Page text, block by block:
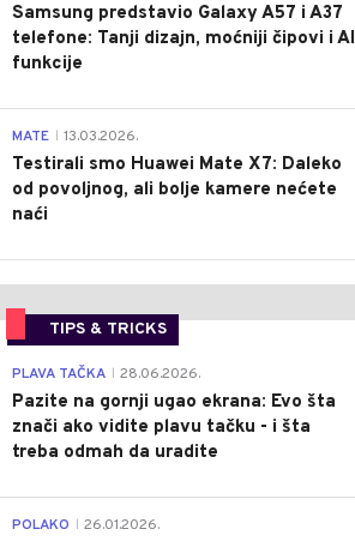
Samsung predstavio Galaxy A57 i A37
telefone: Tanji dizajn, moćniji čipovi i AI
funkcije
MATE 13.03.2026.
Testirali smo Huawei Mate X7: Daleko
od povoljnog, ali bolje kamere nećete
naći
TIPS & TRICKS
PLAVA TAČKA 28.06.2026.
Pazite na gornji ugao ekrana: Evo šta
znači ako vidite plavu tačku - i šta
treba odmah da uradite
POLAKO 26.01.2026.